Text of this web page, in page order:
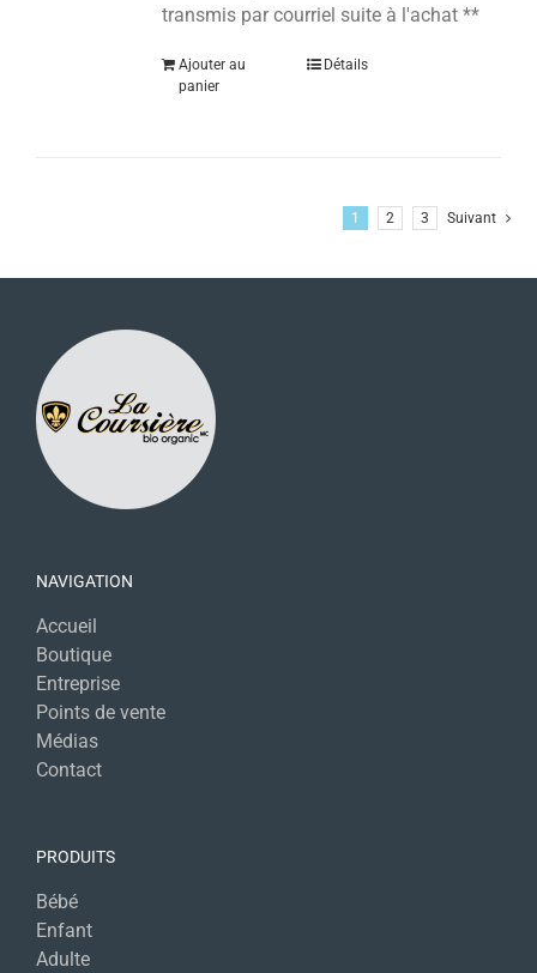
transmis par courriel suite à l'achat **
Ajouter au
panier
Détails
1 2 3 Suivant
NAVIGATION
Accueil
Boutique
Entreprise
Points de vente
Médias
Contact
PRODUITS
Bébé
Enfant
Adulte